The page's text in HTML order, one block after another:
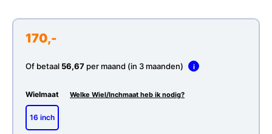
170,-
Of betaal56,67 per maand (in 3 maanden) i
Wielmaat Welke Wiel/Inchmaat heb ik nodig?
16 inch